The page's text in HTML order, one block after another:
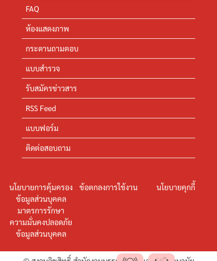
FAQ
ห้องแสดงภาพ
กระดานถามตอบ
แบบสำรวจ
รับสมัครข่าวสาร
RSS Feed
แบบฟอร์ม
ติดต่อสอบถาม
นโยบายการคุ้มครอง
ข้อมูลส่วนบุคคล
ข้อตกลงการใช้งาน นโยบายคุกกี้
มาตรการรักษา
ความมั่นคงปลอดภัย
ข้อมูลส่วนบุคคล